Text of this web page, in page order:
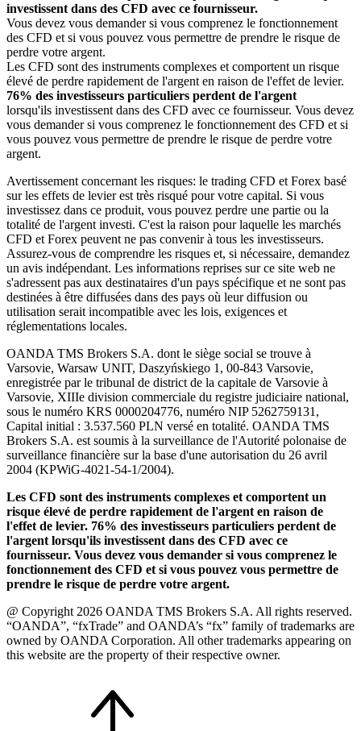
investissent dans des CFD avec ce fournisseur.
Vous devez vous demander si vous comprenez le fonctionnement
des CFD et si vous pouvez vous permettre de prendre le risque de
perdre votre argent.
Les CFD sont des instruments complexes et comportent un risque
élevé de perdre rapidement de l'argent en raison de l'effet de levier.
76% des investisseurs particuliers perdent de l'argent
lorsqu'ils investissent dans des CFD avec ce fournisseur. Vous devez
vous demander si vous comprenez le fonctionnement des CFD et si
vous pouvez vous permettre de prendre le risque de perdre votre
argent.
Avertissement concernant les risques: le trading CFD et Forex basé
sur les effets de levier est très risqué pour votre capital. Si vous
investissez dans ce produit, vous pouvez perdre une partie ou la
totalité de l'argent investi. C'est la raison pour laquelle les marchés
CFD et Forex peuvent ne pas convenir à tous les investisseurs.
Assurez-vous de comprendre les risques et, si nécessaire, demandez
un avis indépendant. Les informations reprises sur ce site web ne
s'adressent pas aux destinataires d'un pays spécifique et ne sont pas
destinées à être diffusées dans des pays où leur diffusion ou
utilisation serait incompatible avec les lois, exigences et
réglementations locales.
OANDA TMS Brokers S.A. dont le siège social se trouve à
Varsovie, Warsaw UNIT, Daszyńskiego 1, 00-843 Varsovie,
enregistrée par le tribunal de district de la capitale de Varsovie à
Varsovie, XIIIe division commerciale du registre judiciaire national,
sous le numéro KRS 0000204776, numéro NIP 5262759131,
Capital initial : 3.537.560 PLN versé en totalité. OANDA TMS
Brokers S.A. est soumis à la surveillance de l'Autorité polonaise de
surveillance financière sur la base d'une autorisation du 26 avril
2004 (KPWiG-4021-54-1/2004).
Les CFD sont des instruments complexes et comportent un
risque élevé de perdre rapidement de l'argent en raison de
l'effet de levier. 76% des investisseurs particuliers perdent de
l'argent lorsqu'ils investissent dans des CFD avec ce
fournisseur. Vous devez vous demander si vous comprenez le
fonctionnement des CFD et si vous pouvez vous permettre de
prendre le risque de perdre votre argent.
@ Copyright 2026 OANDA TMS Brokers S.A. All rights reserved.
“OANDA”, “fxTrade” and OANDA’s “fx” family of trademarks are
owned by OANDA Corporation. All other trademarks appearing on
this website are the property of their respective owner.